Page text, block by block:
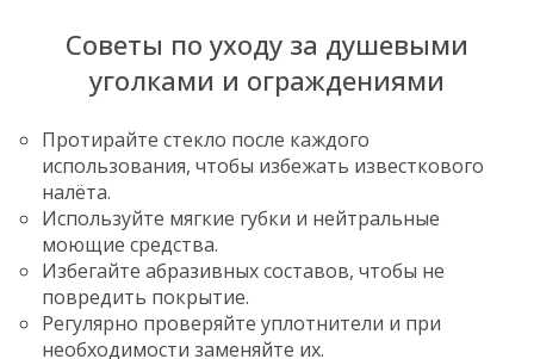
Советы по уходу за душевыми
уголками и ограждениями
Протирайте стекло после каждого
использования, чтобы избежать известкового
налёта.
Используйте мягкие губки и нейтральные
моющие средства.
Избегайте абразивных составов, чтобы не
повредить покрытие.
Регулярно проверяйте уплотнители и при
необходимости заменяйте их.